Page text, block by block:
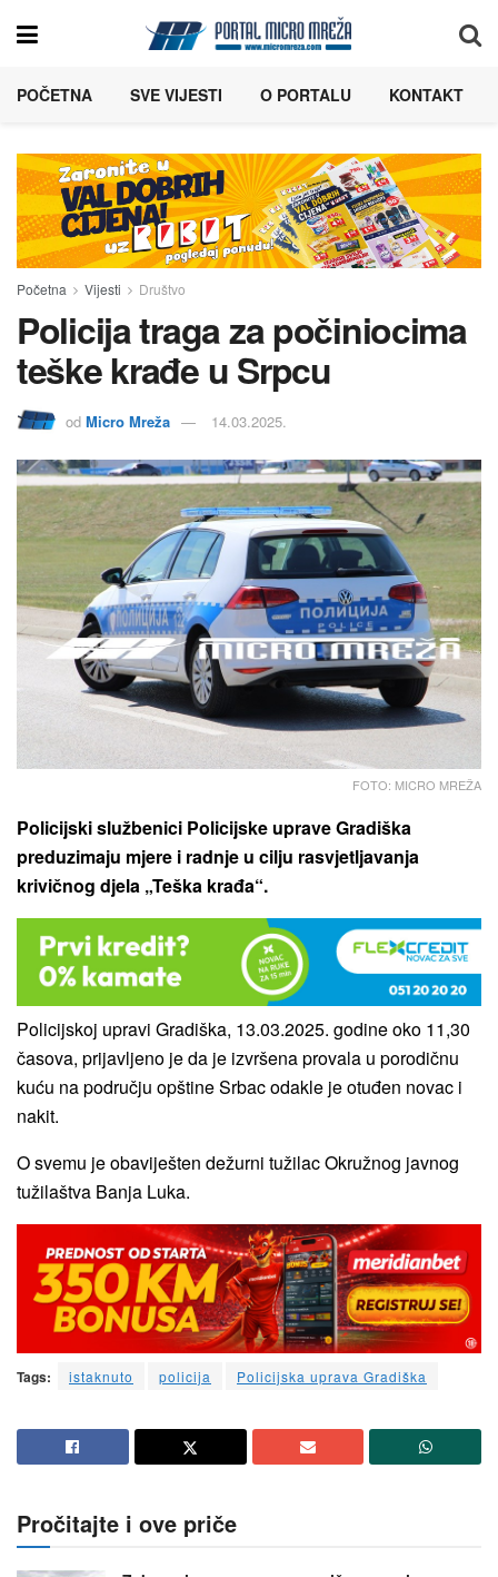
POČETNA SVE VIJESTI O PORTALU KONTAKT
Početna Vijesti Društvo
Policija traga za počiniocima
teške krađe u Srpcu
od Micro Mreža 14.03.2025.
FOTO: MICRO MREŽA
Policijski službenici Policijske uprave Gradiška
preduzimaju mjere i radnje u cilju rasvjetljavanja
krivičnog djela „Teška krađa“.
Policijskoj upravi Gradiška, 13.03.2025. godine oko 11,30
časova, prijavljeno je da je izvršena provala u porodičnu
kuću na području opštine Srbac odakle je otuđen novac i
nakit.
O svemu je obaviješten dežurni tužilac Okružnog javnog
tužilaštva Banja Luka.
Tags: istaknuto policija Policijska uprava Gradiška
Pročitajte i ove priče